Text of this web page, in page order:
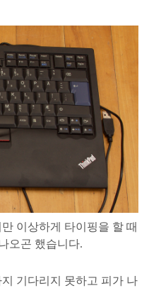
만 이상하게 타이핑을 할 때
오곤 했습니다.
기다리지 못하고 피가 나